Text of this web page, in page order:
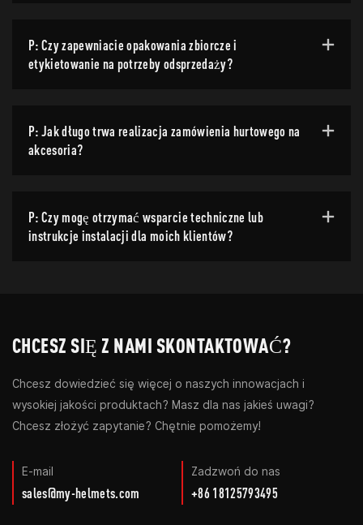
P: Czy zapewniacie opakowania zbiorcze i
etykietowanie na potrzeby odsprzedaży?
P: Jak długo trwa realizacja zamówienia hurtowego na
akcesoria?
P: Czy mogę otrzymać wsparcie techniczne lub
instrukcje instalacji dla moich klientów?
CHCESZ SIĘ Z NAMI SKONTAKTOWAĆ?
Chcesz dowiedzieć się więcej o naszych innowacjach i
wysokiej jakości produktach? Masz dla nas jakieś uwagi?
Chcesz złożyć zapytanie? Chętnie pomożemy!
E-mail
sales@my-helmets.com
Zadzwoń do nas
+86 18125793495